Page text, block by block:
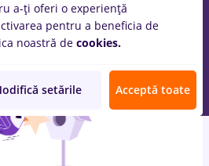
Remote (de acasa)pentru
a-ți oferi o experiență
pentru a beneficia de
noastră de cookies.
setările Acceptă toate